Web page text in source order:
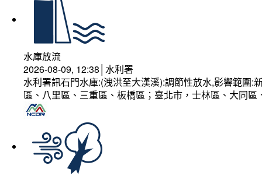
水庫放流
2026-08-09, 12:38│水利署
水利署訊石門水庫:(洩洪至大漢溪):調節性放水,影響範圍
區、八里區、三重區、板橋區；臺北市，士林區、大同